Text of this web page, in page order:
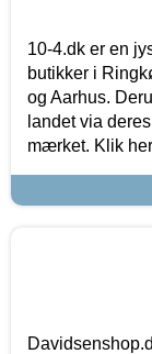
10-4.dk er en
butikker i
og Aarhus.
landet via
mærket. Klik